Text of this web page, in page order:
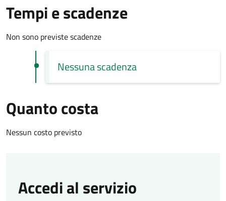
Tempi e scadenze
Non sono previste scadenze
Nessuna scadenza
Quanto costa
Nessun costo previsto
Accedi al servizio